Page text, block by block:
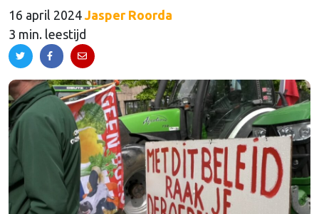
16 april 2024 Jasper Roorda
3 min. leestijd